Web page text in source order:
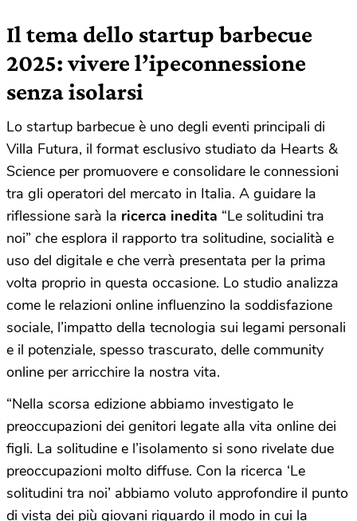
Il tema dello startup barbecue
2025: vivere l’ipeconnessione
senza isolarsi
Lo startup barbecue è uno degli eventi principali di
Villa Futura, il format esclusivo studiato da Hearts &
Science per promuovere e consolidare le connessioni
tra gli operatori del mercato in Italia. A guidare la
riflessione sarà la ricerca inedita “Le solitudini tra
noi” che esplora il rapporto tra solitudine, socialità e
uso del digitale e che verrà presentata per la prima
volta proprio in questa occasione. Lo studio analizza
come le relazioni online influenzino la soddisfazione
sociale, l’impatto della tecnologia sui legami personali
e il potenziale, spesso trascurato, delle community
online per arricchire la nostra vita.
“Nella scorsa edizione abbiamo investigato le
preoccupazioni dei genitori legate alla vita online dei
figli. La solitudine e l’isolamento si sono rivelate due
preoccupazioni molto diffuse. Con la ricerca ‘Le
solitudini tra noi’ abbiamo voluto approfondire il punto
di vista dei più giovani riguardo il modo in cui la